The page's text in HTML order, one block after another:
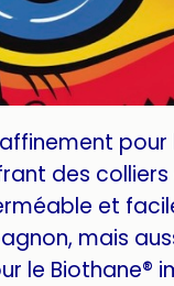
des colliers
et
mais
le Biothane®